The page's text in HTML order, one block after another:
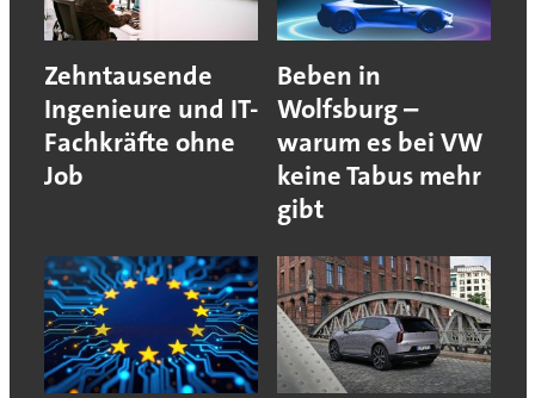
Zehntausende
Ingenieure und IT-
Fachkräfte ohne
Job
Beben in
Wolfsburg –
warum es bei VW
keine Tabus mehr
gibt